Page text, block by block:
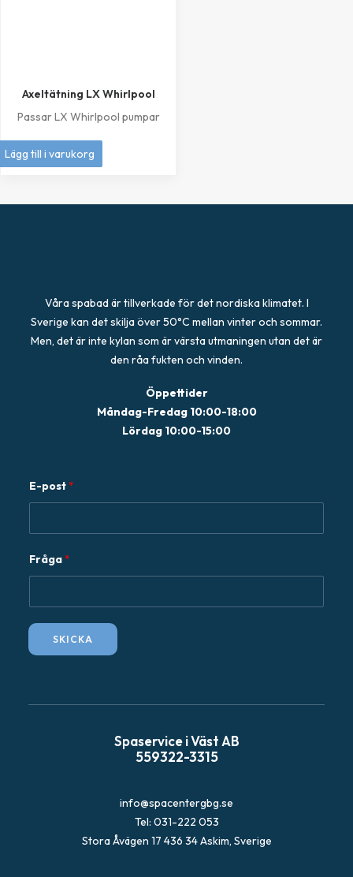
Axeltätning LX Whirlpool
Passar LX Whirlpool pumpar
249kr
Lägg till i varukorg
Våra spabad är tillverkade för det nordiska klimatet. I
Sverige kan det skilja över 50°C mellan vinter och sommar.
Men, det är inte kylan som är värsta utmaningen utan det är
den råa fukten och vinden.
Öppettider
Måndag-Fredag 10:00-18:00
Lördag 10:00-15:00
E-post*
o
s
t
å
Fråga*
SKICKA
Spaservice i Väst AB
559322-3315
info@spacentergbg.se
Tel: 031-222 053
Stora Åvägen 17 436 34 Askim, Sverige